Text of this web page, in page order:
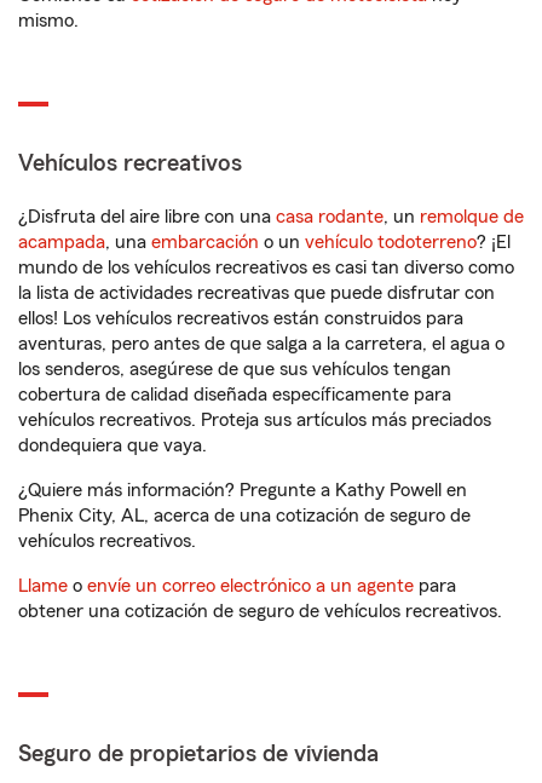
mismo.
Vehículos recreativos
¿Disfruta del aire libre con una casa rodante, un remolque de
acampada, una embarcación o un vehículo todoterreno? ¡El
mundo de los vehículos recreativos es casi tan diverso como
la lista de actividades recreativas que puede disfrutar con
ellos! Los vehículos recreativos están construidos para
aventuras, pero antes de que salga a la carretera, el agua o
los senderos, asegúrese de que sus vehículos tengan
cobertura de calidad diseñada específicamente para
vehículos recreativos. Proteja sus artículos más preciados
dondequiera que vaya.
¿Quiere más información? Pregunte a Kathy Powell en
Phenix City, AL, acerca de una cotización de seguro de
vehículos recreativos.
Llame o envíe un correo electrónico a un agente para
obtener una cotización de seguro de vehículos recreativos.
Seguro de propietarios de vivienda